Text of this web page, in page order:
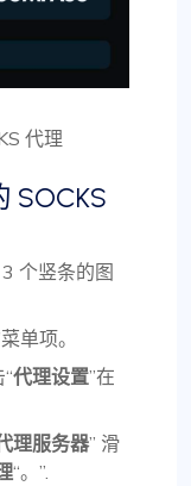
代理
SOCKS
个竖条的图
单项。
代理设置”在
理服务器” 滑
“。”.